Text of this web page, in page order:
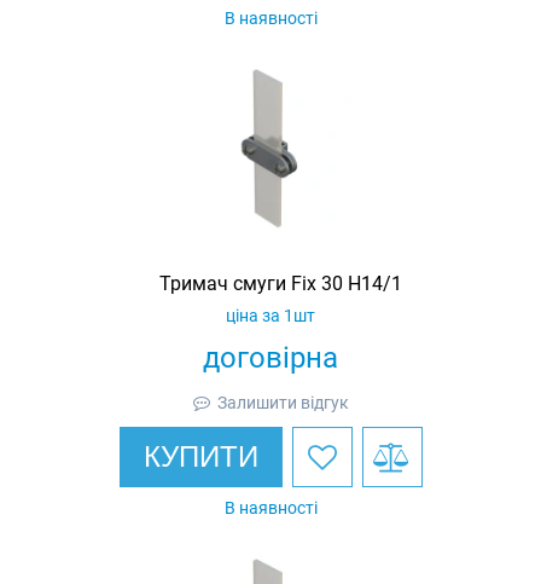
В наявності
Тримач смуги Fix 30 H14/1
договірна
ціна за 1шт
Залишити відгук
КУПИТИ
В наявності